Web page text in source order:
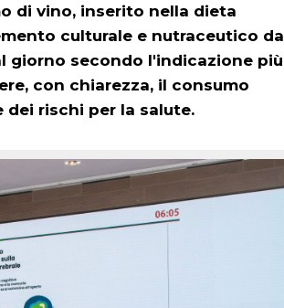
di vino, inserito nella dieta
culturale e nutraceutico da
giorno secondo l'indicazione più
con chiarezza, il consumo
dei rischi per la salute.